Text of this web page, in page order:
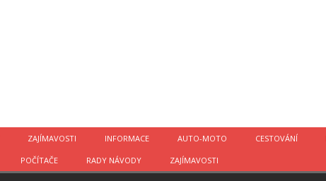
ZAJÍMAVOSTI INFORMACE AUTO-MOTO CESTOVÁNÍ
POČÍTAČE RADY NÁVODY ZAJÍMAVOSTI